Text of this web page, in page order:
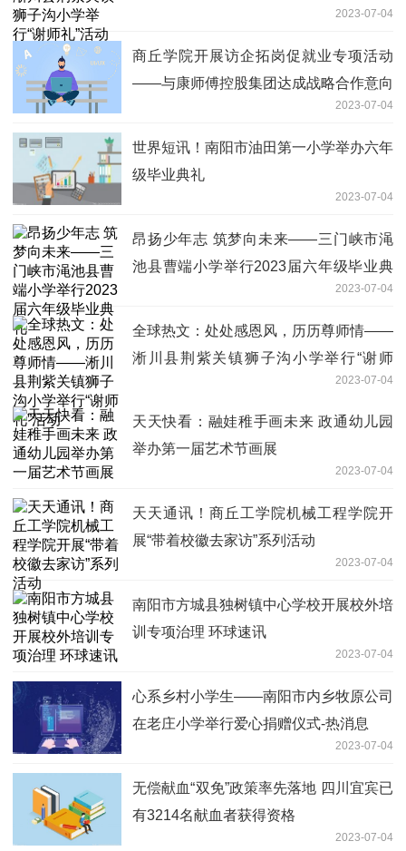
2023-07-04
商丘学院开展访企拓岗促就业专项活动
——与康师傅控股集团达成战略合作意向
2023-07-04
世界短讯！南阳市油田第一小学举办六年
级毕业典礼
2023-07-04
昂扬少年志 筑梦向未来——三门峡市渑
池县曹端小学举行2023届六年级毕业典
2023-07-04
全球热文：处处感恩风，历历尊师情——
淅川县荆紫关镇狮子沟小学举行“谢师
2023-07-04
天天快看：融娃稚手画未来 政通幼儿园
举办第一届艺术节画展
2023-07-04
天天通讯！商丘工学院机械工程学院开
展“带着校徽去家访”系列活动
2023-07-04
南阳市方城县独树镇中心学校开展校外培
训专项治理 环球速讯
2023-07-04
心系乡村小学生——南阳市内乡牧原公司
在老庄小学举行爱心捐赠仪式-热消息
2023-07-04
无偿献血“双免”政策率先落地 四川宜宾已
有3214名献血者获得资格
2023-07-04